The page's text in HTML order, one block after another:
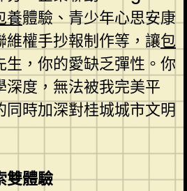
養體驗、青少年心思安康
權手抄報制作等，讓包
生，你的愛缺乏彈性。你
深度，無法被我完美平
時加深對桂城城市文明
雙體驗